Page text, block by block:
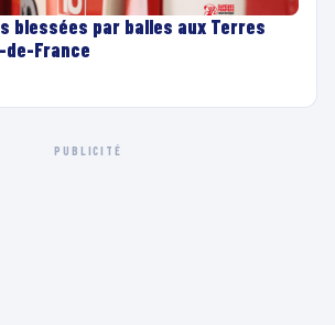
blessées par balles aux Terres
de-France
PUBLICITÉ